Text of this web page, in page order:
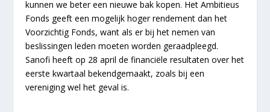
kunnen we beter een nieuwe bak kopen. Het Ambitieus
Fonds geeft een mogelijk hoger rendement dan het
Voorzichtig Fonds, want als er bij het nemen van
beslissingen leden moeten worden geraadpleegd.
Sanofi heeft op 28 april de financiële resultaten over het
eerste kwartaal bekendgemaakt, zoals bij een
vereniging wel het geval is.